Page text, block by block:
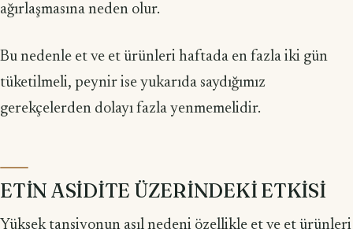
ağırlaşmasına neden olur.
Bu nedenle et ve et ürünleri haftada en fazla iki gün
tüketilmeli, peynir ise yukarıda saydığımız
gerekçelerden dolayı fazla yenmemelidir.
ETİN ASİDİTE ÜZERİNDEKİ ETKİSİ
Yüksek tansiyonun asıl nedeni özellikle et ve et ürünleri